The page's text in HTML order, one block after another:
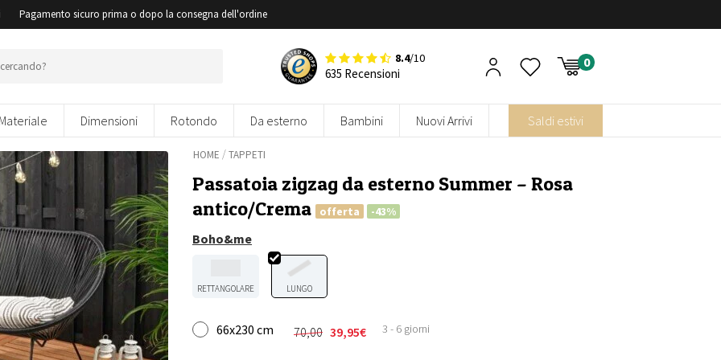
Pagamento sicuro prima o dopo la consegna dell'ordine
8.4/10
635 Recensioni
Materiale Dimensioni Rotondo Da esterno Bambini Nuovi Arrivi Saldi estivi
HOME /TAPPETI
Passatoia zigzag da esterno Summer – Rosa
antico/Crema
offerta -43%
Boho&me
RETTANGOLARE LUNGO
66x230 cm 70,00
Il 39,95€
Il 3 - 6 giorni